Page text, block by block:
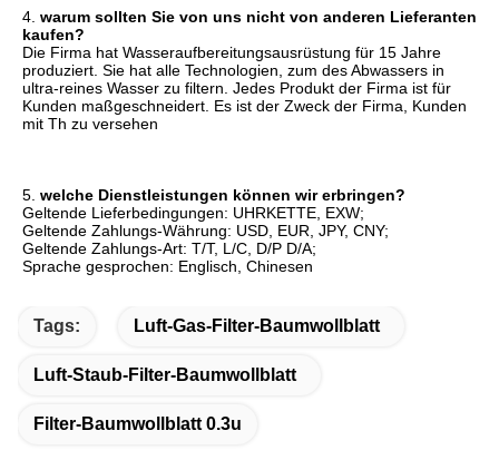
4. warum sollten Sie von uns nicht von anderen Lieferanten
kaufen?
Die Firma hat Wasseraufbereitungsausrüstung für 15 Jahre
produziert. Sie hat alle Technologien, zum des Abwassers in
ultra-reines Wasser zu filtern. Jedes Produkt der Firma ist für
Kunden maßgeschneidert. Es ist der Zweck der Firma, Kunden
mit Th zu versehen
5. welche Dienstleistungen können wir erbringen?
Geltende Lieferbedingungen: UHRKETTE, EXW;
Geltende Zahlungs-Währung: USD, EUR, JPY, CNY;
Geltende Zahlungs-Art: T/T, L/C, D/P D/A;
Sprache gesprochen: Englisch, Chinesen
Tags: Luft-Gas-Filter-Baumwollblatt
Luft-Staub-Filter-Baumwollblatt
Filter-Baumwollblatt 0.3u